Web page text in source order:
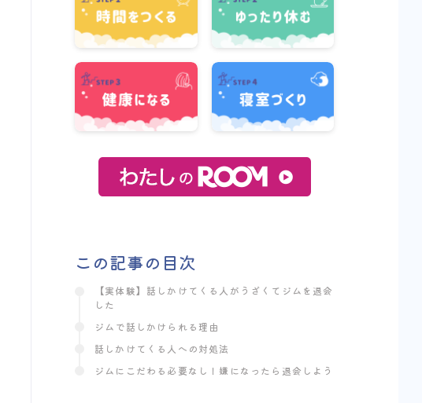
この記事の目次
【実体験】話しかけてくる人がうざくてジムを退会
した
ジムで話しかけられる理由
話しかけてくる人への対処法
ジムにこだわる必要なし！嫌になったら退会しよう